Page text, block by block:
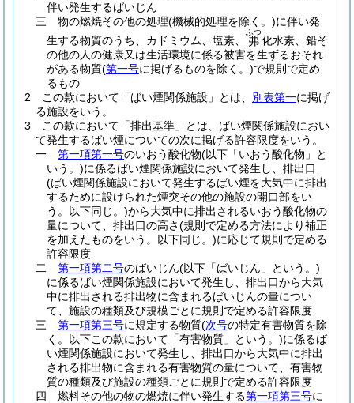
伴い発生するばいじん
三
物の燃焼その他の処理(機械的処理を除く。)に伴い発
生する物質のうち、カドミウム、塩素、
弗
ふつ
化水素、鉛そ
の他の人の健康又は生活環境に係る被害を生ずるおそれ
がある物質(第一号に掲げるものを除く。)で規則で定め
るもの
2
この款において「ばい煙関係施設」とは、 別表第一に掲げ
る施設をいう。
3
この款において「排出基準」とは、ばい煙関係施設におい
て発生するばい煙についての次に掲げる許容限度をいう。
一
第一項第一号のいおう酸化物(以下「いおう酸化物」と
いう。)に係るばい煙関係施設において発生し、排出口
(ばい煙関係施設において発生するばい煙を大気中に排出
するために設けられた煙突その他の施設の開口部をい
う。以下同じ。)から大気中に排出されるいおう酸化物の
量について、排出口の高さ(規則で定める方法により補正
を加えたものをいう。以下同じ。)に応じて規則で定める
許容限度
二
第一項第二号のばいじん(以下「ばいじん」という。)
に係るばい煙関係施設において発生し、排出口から大気
中に排出される排出物に含まれるばいじんの量につい
て、施設の種類及び規模ごとに規則で定める許容限度
三
第一項第三号に規定する物質(次号の特定有害物質を除
く。以下この款において「有害物質」という。)に係るば
い煙関係施設において発生し、排出口から大気中に排出
される排出物に含まれる有害物質の量について、有害物
質の種類及び施設の種類ごとに規則で定める許容限度
四
燃料その他の物の燃焼に伴い発生する第一項第三号に